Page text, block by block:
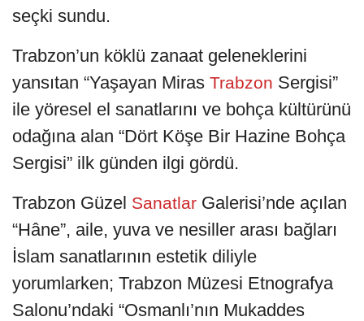
seçki sundu.
Trabzon’un köklü zanaat geleneklerini
yansıtan “Yaşayan Miras Trabzon Sergisi”
ile yöresel el sanatlarını ve bohça kültürünü
odağına alan “Dört Köşe Bir Hazine Bohça
Sergisi” ilk günden ilgi gördü.
Trabzon Güzel Sanatlar Galerisi’nde açılan
“Hâne”, aile, yuva ve nesiller arası bağları
İslam sanatlarının estetik diliyle
yorumlarken; Trabzon Müzesi Etnografya
Salonu’ndaki “Osmanlı’nın Mukaddes